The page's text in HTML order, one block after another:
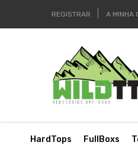
REGISTRAR A MINHA
HardTops FullBoxs